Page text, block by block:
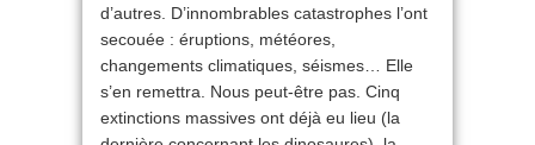
d’autres. D’innombrables catastrophes l’ont
secouée : éruptions, météores,
changements climatiques, séismes… Elle
s’en remettra. Nous peut-être pas. Cinq
extinctions massives ont déjà eu lieu (la